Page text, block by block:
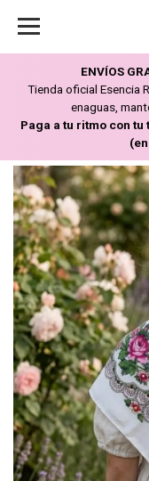
ENVÍOS
Tienda oficial Esencia
enaguas,
Paga a tu ritmo con